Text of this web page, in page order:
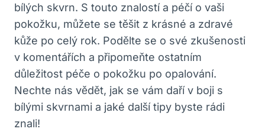
bílých skvrn. S touto znalostí a péčí o vaši
pokožku, můžete se ⁣těšit z krásné a zdravé
kůže po celý rok. Podělte se o ⁤své zkušenosti
v komentářích a připomeňte ostatním
důležitost péče o pokožku po opalování.
Nechte ⁤nás vědět, jak se vám daří v boji s
bílými skvrnami a jaké další tipy byste rádi
znali!